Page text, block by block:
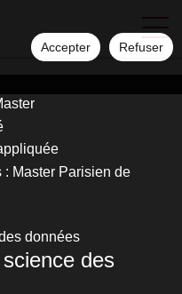
Accepter Refuser
: Master Parisien de
données
des